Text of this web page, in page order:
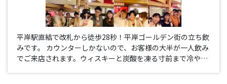
平岸駅直結で改札から徒歩28秒！平岸ゴールデン街の立ち飲
みです。 カウンターしかないので、お客様の大半が一人飲み
でご来店されます。ウィスキーと炭酸を凍る寸前まで冷やし